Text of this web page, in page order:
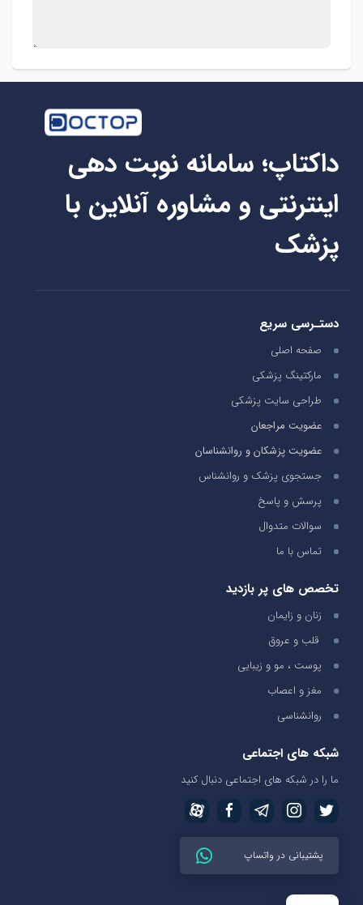
داکتاپ؛ سامانه نوبت دهی
اینترنتی و مشاوره آنلاین با
پزشک
دستـرسی سریع
صفحه اصلی
مارکتینگ پزشکی
طراحی سایت پزشکی
عضویت مراجعان
عضویت پزشکان و روانشناسان
جستجوی پزشک و روانشناس
پرسش و پاسخ
سوالات متدوال
تماس با ما
تخصص های پر بازدید
زنان و زایمان
قلب و عروق
پوست ، مو و زیبایی
مغز و اعصاب
روانشناسی
شبکه های اجتماعی
ما را در شبکه های اجتماعی دنبال کنید
پشتیبانی در واتساپ